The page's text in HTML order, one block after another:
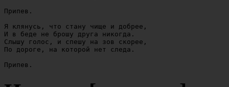
Припев.
Я клянусь, что стану чище и добрее,
И в беде не брошу друга никогда.
Слышу голос, и спешу на зов скорее,
По дороге, на которой нет следа.